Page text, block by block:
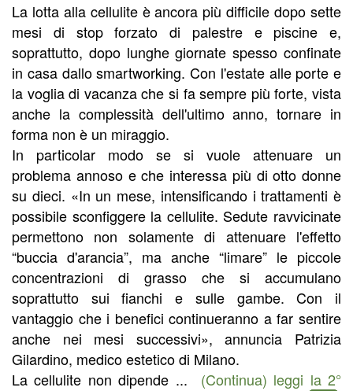
La lotta alla cellulite è ancora più difficile dopo sette
mesi di stop forzato di palestre e piscine e,
soprattutto, dopo lunghe giornate spesso confinate
in casa dallo smartworking. Con l'estate alle porte e
la voglia di vacanza che si fa sempre più forte, vista
anche la complessità dell'ultimo anno, tornare in
forma non è un miraggio.
In particolar modo se si vuole attenuare un
problema annoso e che interessa più di otto donne
su dieci. «In un mese, intensificando i trattamenti è
possibile sconfiggere la cellulite. Sedute ravvicinate
permettono non solamente di attenuare l'effetto
“buccia d'arancia”, ma anche “limare” le piccole
concentrazioni di grasso che si accumulano
soprattutto sui fianchi e sulle gambe. Con il
vantaggio che i benefici continueranno a far sentire
anche nei mesi successivi», annuncia Patrizia
Gilardino, medico estetico di Milano.
La cellulite non dipende ... (Continua) leggi la 2°